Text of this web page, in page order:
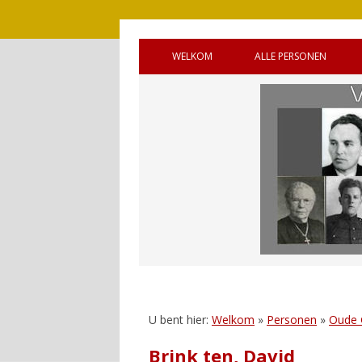
WELKOM ALLE PERSONEN
OUDE GEMEENTE
OUDE GEMEENTE
OUDE GEMEENTE
SQUADRONS
CANADEES
VIJF
U bent hier: Welkom » Personen » Oude
Brink ten, David